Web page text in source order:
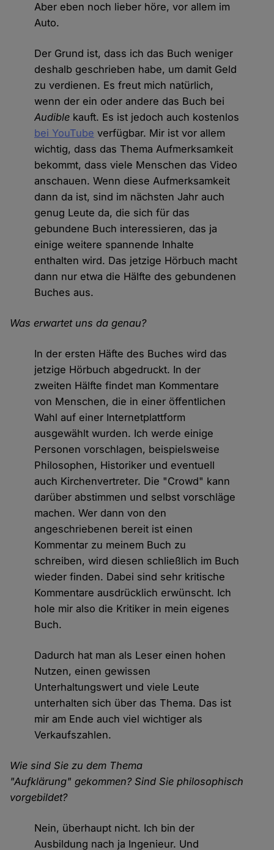
Aber eben noch lieber höre, vor allem im
Auto.
Der Grund ist, dass ich das Buch weniger
deshalb geschrieben habe, um damit Geld
zu verdienen. Es freut mich natürlich,
wenn der ein oder andere das Buch bei
Audible kauft. Es ist jedoch auch kostenlos
bei YouTube verfügbar. Mir ist vor allem
wichtig, dass das Thema Aufmerksamkeit
bekommt, dass viele Menschen das Video
anschauen. Wenn diese Aufmerksamkeit
dann da ist, sind im nächsten Jahr auch
genug Leute da, die sich für das
gebundene Buch interessieren, das ja
einige weitere spannende Inhalte
enthalten wird. Das jetzige Hörbuch macht
dann nur etwa die Hälfte des gebundenen
Buches aus.
Was erwartet uns da genau?
In der ersten Häfte des Buches wird das
jetzige Hörbuch abgedruckt. In der
zweiten Hälfte findet man Kommentare
von Menschen, die in einer öffentlichen
Wahl auf einer Internetplattform
ausgewählt wurden. Ich werde einige
Personen vorschlagen, beispielsweise
Philosophen, Historiker und eventuell
auch Kirchenvertreter. Die "Crowd" kann
darüber abstimmen und selbst vorschläge
machen. Wer dann von den
angeschriebenen bereit ist einen
Kommentar zu meinem Buch zu
schreiben, wird diesen schließlich im Buch
wieder finden. Dabei sind sehr kritische
Kommentare ausdrücklich erwünscht. Ich
hole mir also die Kritiker in mein eigenes
Buch.
Dadurch hat man als Leser einen hohen
Nutzen, einen gewissen
Unterhaltungswert und viele Leute
unterhalten sich über das Thema. Das ist
mir am Ende auch viel wichtiger als
Verkaufszahlen.
Wie sind Sie zu dem Thema
"Aufklärung" gekommen? Sind Sie philosophisch
vorgebildet?
Nein, überhaupt nicht. Ich bin der
Ausbildung nach ja Ingenieur. Und